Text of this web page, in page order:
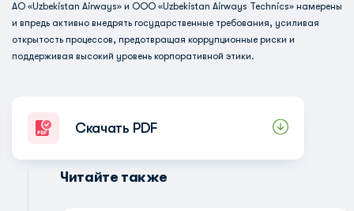
АО «Uzbekistan Airways» и ООО «Uzbekistan Airways Technics» намерены
и впредь активно внедрять государственные требования, усиливая
открытость процессов, предотвращая коррупционные риски и
поддерживая высокий уровень корпоративной этики.
Скачать PDF
Читайте также